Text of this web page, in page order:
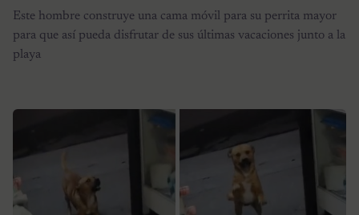
Este hombre construye una cama móvil para su perrita mayor
para que así pueda disfrutar de sus últimas vacaciones junto a la
playa